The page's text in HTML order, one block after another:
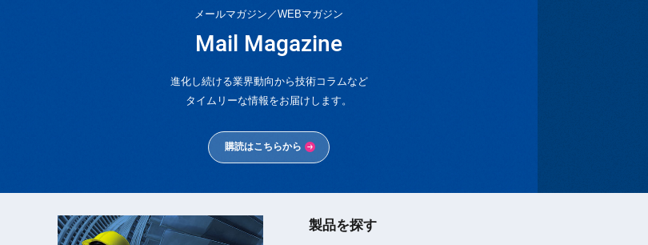
メールマガジン／WEBマガジン
Mail Magazine
進化し続ける業界動向から技術コラムなど
タイムリーな情報をお届けします。
購読はこちらから
製品を探す